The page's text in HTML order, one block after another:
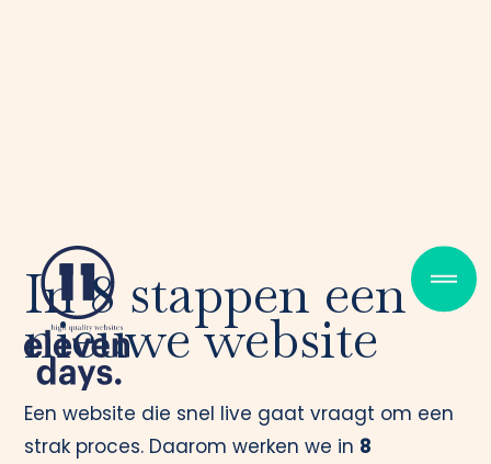
In 8 stappen een
nieuwe website
Een website die snel live gaat vraagt om een
strak proces. Daarom werken we in 8